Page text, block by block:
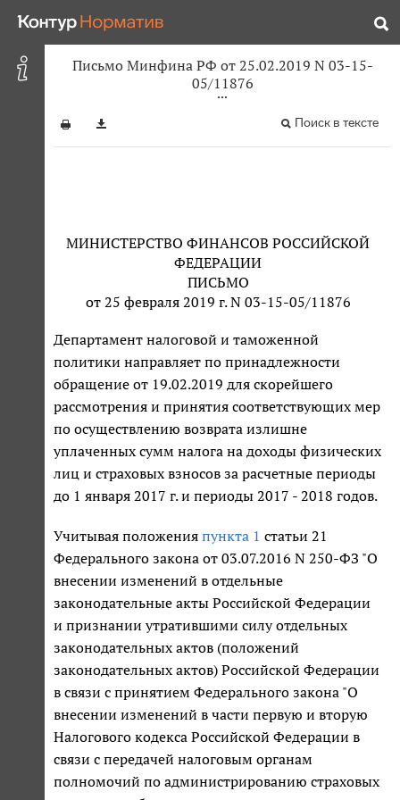
Письмо Минфина РФ от 25.02.2019 N 03-15-
05/11876
Поиск в тексте
МИНИСТЕРСТВО ФИНАНСОВ РОССИЙСКОЙ
ФЕДЕРАЦИИ
ПИСЬМО
от 25 февраля 2019 г. N 03-15-05/11876
Департамент налоговой и таможенной
политики направляет по принадлежности
обращение от 19.02.2019 для скорейшего
рассмотрения и принятия соответствующих мер
по осуществлению возврата излишне
уплаченных сумм налога на доходы физических
лиц и страховых взносов за расчетные периоды
до 1 января 2017 г. и периоды 2017 - 2018 годов.
Учитывая положения пункта 1 статьи 21
Федерального закона от 03.07.2016 N 250-ФЗ "О
внесении изменений в отдельные
законодательные акты Российской Федерации
и признании утратившими силу отдельных
законодательных актов (положений
законодательных актов) Российской Федерации
в связи с принятием Федерального закона "О
внесении изменений в части первую и вторую
Налогового кодекса Российской Федерации в
связи с передачей налоговым органам
полномочий по администрированию страховых